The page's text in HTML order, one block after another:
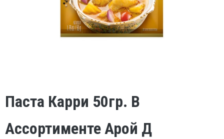
Паста Карри 50гр. В
Ассортименте Арой Д